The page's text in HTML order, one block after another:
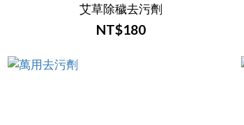
艾草除穢去污劑
NT$180